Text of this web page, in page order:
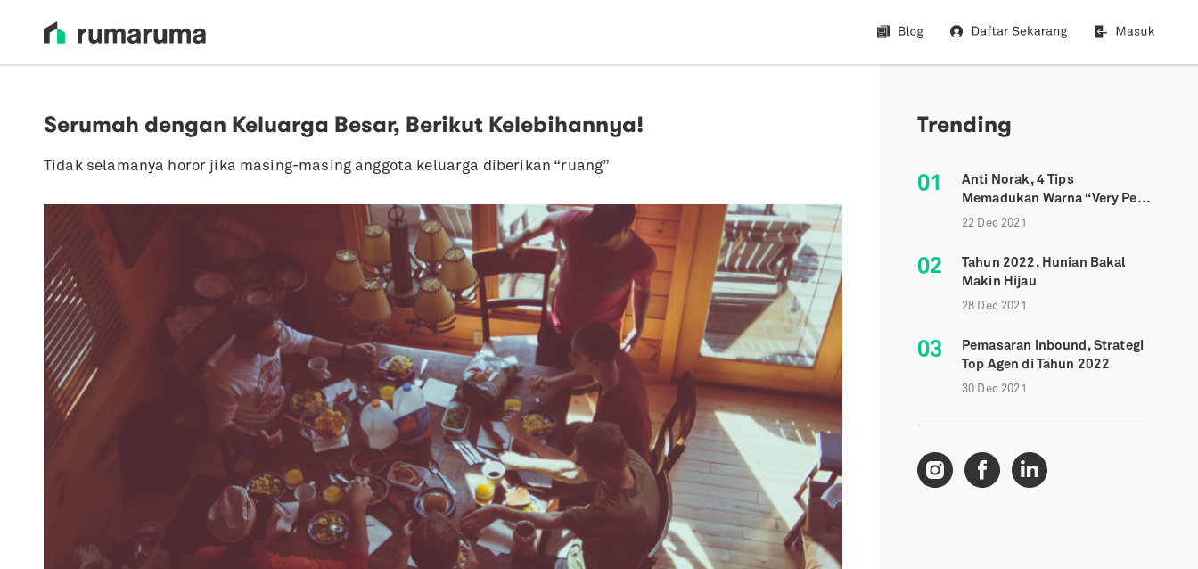
Serumah dengan Keluarga Besar, Berikut Kelebihannya!
Tidak selamanya horor jika masing-masing anggota keluarga diberikan “ruang”
Trending
01
Anti Norak, 4 Tips
Memadukan Warna “Very Peri”
Ke Dalam Hunian
22 Dec 2021
02
Tahun 2022, Hunian Bakal
Makin Hijau
28 Dec 2021
03
Pemasaran Inbound, Strategi
Top Agen di Tahun 2022
30 Dec 2021